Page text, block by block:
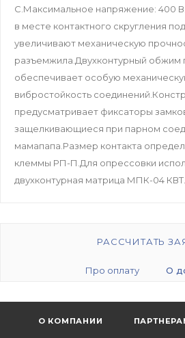
C.Максимальное напряжение: 400
в месте контактного скругления
увеличивают механическую
разъемжила.Двухконтурный обжим
обеспечивает особую
вибростойкость
предусматривает фиксаторы
защелкивающиеся при парном
мамапапа.Размер контакта
клеммы РП-П.Для опрессовки
двухконтурная матрица МПК-04 КВТ.
РАССЧИТАТЬ
Про оплату О
О КОМПАНИИ